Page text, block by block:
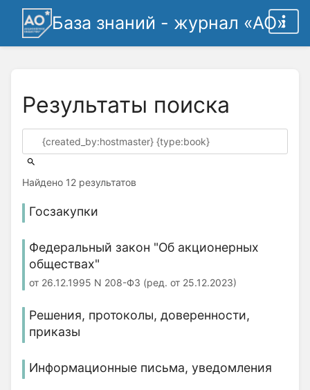
База знаний - журнал «АО»
Результаты поиска
Найдено 12 результатов
Госзакупки
Федеральный закон "Об акционерных
обществах"
от 26.12.1995 N 208-ФЗ (ред. от 25.12.2023)
Решения, протоколы, доверенности,
приказы
Информационные письма, уведомления